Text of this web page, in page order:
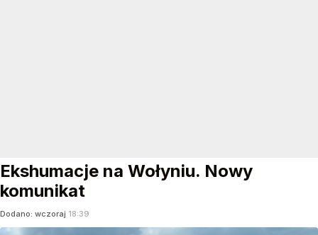
Ekshumacje na Wołyniu. Nowy
komunikat
Dodano: wczoraj 18:39